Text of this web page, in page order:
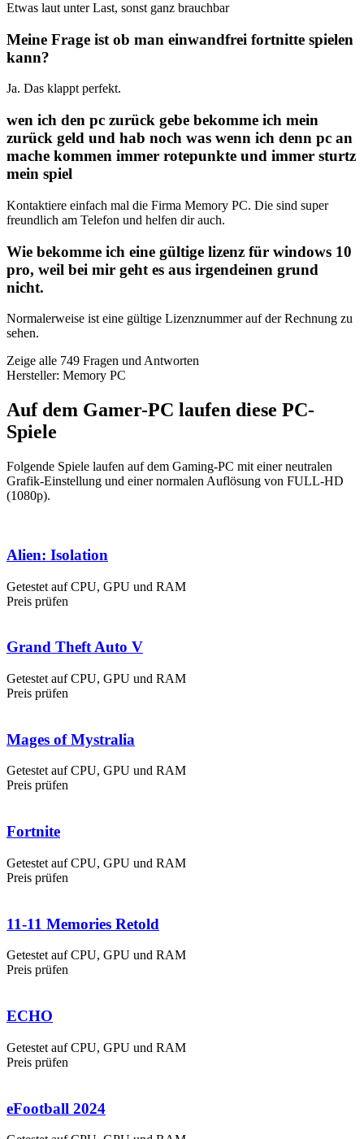
Etwas laut unter Last, sonst ganz brauchbar
Meine Frage ist ob man einwandfrei fortnitte spielen
kann?
Ja. Das klappt perfekt.
wen ich den pc zurück gebe bekomme ich mein
zurück geld und hab noch was wenn ich denn pc an
mache kommen immer rotepunkte und immer sturtz
mein spiel
Kontaktiere einfach mal die Firma Memory PC. Die sind super
freundlich am Telefon und helfen dir auch.
Wie bekomme ich eine gültige lizenz für windows 10
pro, weil bei mir geht es aus irgendeinen grund
nicht.
Normalerweise ist eine gültige Lizenznummer auf der Rechnung zu
sehen.
Zeige alle 749 Fragen und Antworten
Hersteller: Memory PC
Auf dem Gamer-PC laufen diese PC-
Spiele
Folgende Spiele laufen auf dem Gaming-PC mit einer neutralen
Grafik-Einstellung und einer normalen Auflösung von FULL-HD
(1080p).
Alien: Isolation
Getestet auf CPU, GPU und RAM
Preis prüfen
Grand Theft Auto V
Getestet auf CPU, GPU und RAM
Preis prüfen
Mages of Mystralia
Getestet auf CPU, GPU und RAM
Preis prüfen
Fortnite
Getestet auf CPU, GPU und RAM
Preis prüfen
11-11 Memories Retold
Getestet auf CPU, GPU und RAM
Preis prüfen
ECHO
Getestet auf CPU, GPU und RAM
Preis prüfen
eFootball 2024